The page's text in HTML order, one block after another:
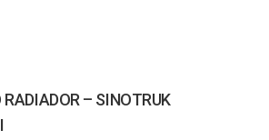
– SINOTRUK